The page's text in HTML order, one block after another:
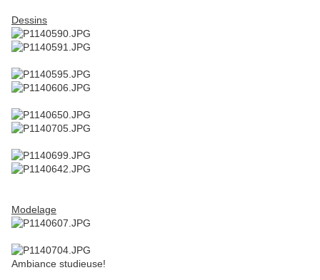
Dessins
Modelage
Ambiance studieuse!